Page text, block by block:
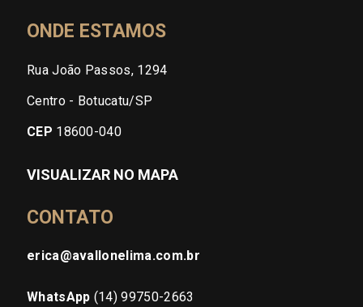
ONDE ESTAMOS
Rua João Passos, 1294
Centro - Botucatu/SP
CEP 18600-040
VISUALIZAR NO MAPA
CONTATO
erica@avallonelima.com.br
WhatsApp (14) 99750-2663